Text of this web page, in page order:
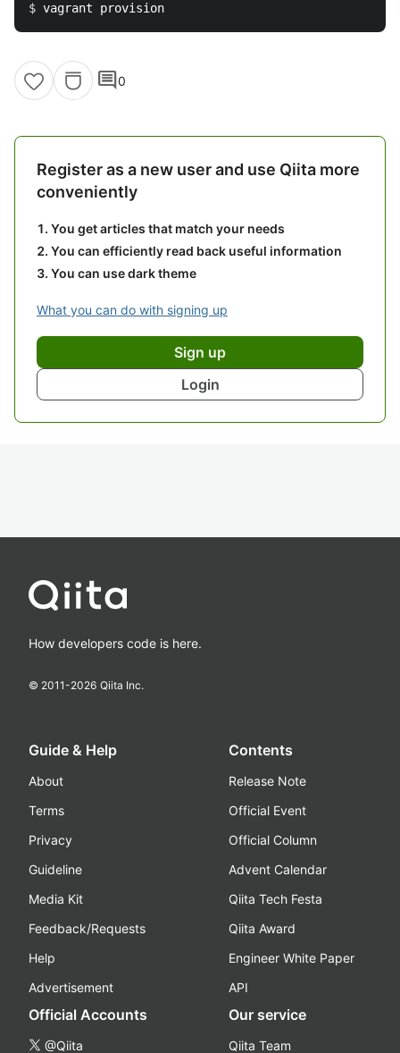
$
comment0
Register as a new user and use Qiita more
conveniently
You get articles that match your needs
You can efficiently read back useful information
You can use dark theme
What you can do with signing up
Sign up
Login
How developers code is here.
© 2011-2026 Qiita Inc.
Guide & Help
About
Terms
Privacy
Guideline
Media Kit
Feedback/Requests
Help
Advertisement
Contents
Release Note
Official Event
Official Column
Advent Calendar
Qiita Tech Festa
Qiita Award
Engineer White Paper
API
Official Accounts
@Qiita
Our service
Qiita Team